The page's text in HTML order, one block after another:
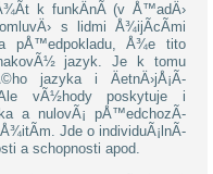
k funkÄnÃ­ (v Å™adÄ›
s lidmi Å¾ijÃ­cÃ­mi
pÅ™edpokladu, Å¾e tito
jazyk. Je k tomu
jazyka i ÄetnÄ›jÅ¡Ã­
vÃ½hody poskytuje i
a nulovÃ¡ pÅ™edchozÃ­
Jde o individuÃ¡lnÃ­
a schopnosti apod.